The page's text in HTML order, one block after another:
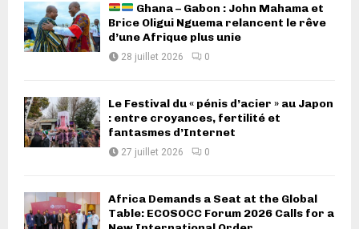
Ghana – Gabon : John Mahama et
Brice Oligui Nguema relancent le rêve
d’une Afrique plus unie
28 juillet 2026 0
Le Festival du « pénis d’acier » au Japon
: entre croyances, fertilité et
fantasmes d’Internet
27 juillet 2026 0
Africa Demands a Seat at the Global
Table: ECOSOCC Forum 2026 Calls for a